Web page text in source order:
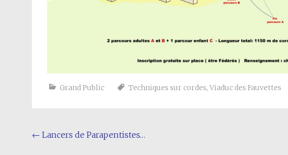
Grand Public Techniques sur cordes, Viaduc des Fauvettes
Navigation
← Lancers de Parapentistes…